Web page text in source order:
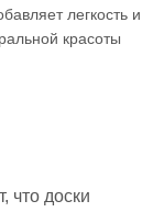
легкость и
красоты
что доски